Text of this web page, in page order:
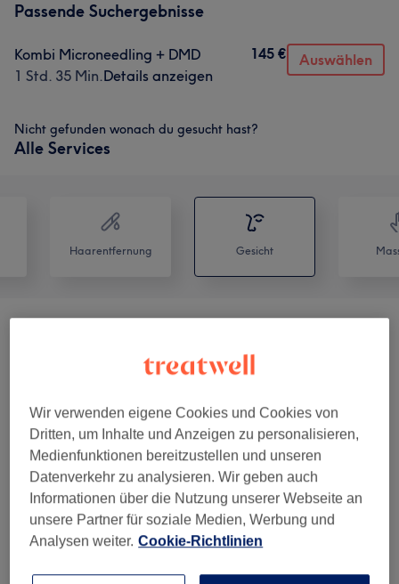
Passende Suchergebnisse
Kombi Microneedling + DMD
1 Std. 35 Min.Details anzeigen
145 € Auswählen
Nicht gefunden wonach du gesucht hast?
Alle Services
Haarentfernung Gesicht
Wimpern & Augenbrauen Styling (8)
Gesichtsbehandlungen (8) ab 60 €
Salonbewertungen
Wir verwenden eigene Cookies und Cookies von
Dritten, um Inhalte und Anzeigen zu personalisieren,
Medienfunktionen bereitzustellen und unseren
Datenverkehr zu analysieren. Wir geben auch
Informationen über die Nutzung unserer Webseite an
unsere Partner für soziale Medien, Werbung und
Analysen weiter. Cookie-Richtlinien